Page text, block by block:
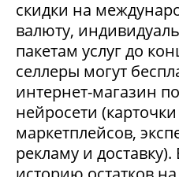
скидки на
валюту,
пакетам услуг до
селлеры могут
интернет-магазин
нейросети
маркетплейсов,
рекламу и